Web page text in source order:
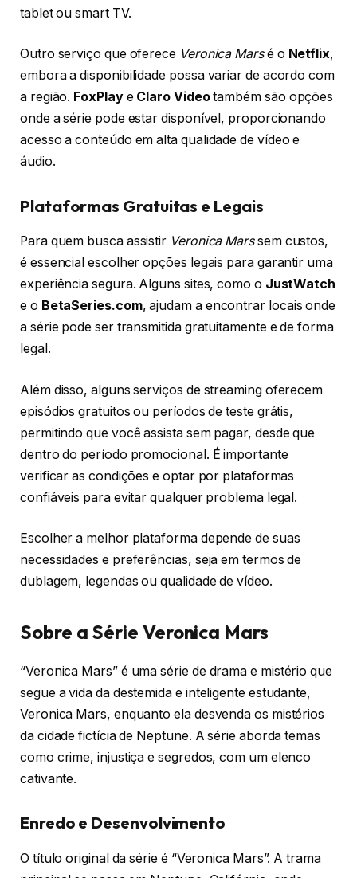
tablet ou smart TV.
Outro serviço que oferece Veronica Marsé o Netflix,
embora a disponibilidade possa variar de acordo com
a região. FoxPlaye Claro Videotambém são opções
onde a série pode estar disponível, proporcionando
acesso a conteúdo em alta qualidade de vídeo e
áudio.
Plataformas Gratuitas e Legais
Para quem busca assistir Veronica Marssem custos,
é essencial escolher opções legais para garantir uma
experiência segura. Alguns sites, como o JustWatch
e o BetaSeries.com, ajudam a encontrar locais onde
a série pode ser transmitida gratuitamente e de forma
legal.
Além disso, alguns serviços de streaming oferecem
episódios gratuitos ou períodos de teste grátis,
permitindo que você assista sem pagar, desde que
dentro do período promocional. É importante
verificar as condições e optar por plataformas
confiáveis para evitar qualquer problema legal.
Escolher a melhor plataforma depende de suas
necessidades e preferências, seja em termos de
dublagem, legendas ou qualidade de vídeo.
Sobre a Série Veronica Mars
“Veronica Mars” é uma série de drama e mistério que
segue a vida da destemida e inteligente estudante,
Veronica Mars, enquanto ela desvenda os mistérios
da cidade fictícia de Neptune. A série aborda temas
como crime, injustiça e segredos, com um elenco
cativante.
Enredo e Desenvolvimento
O título original da série é “Veronica Mars”. A trama